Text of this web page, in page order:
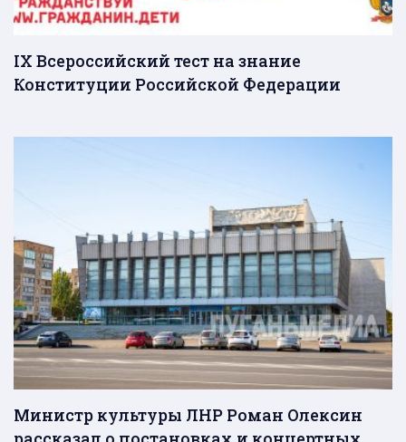
IX Всероссийский тест на знание
Конституции Российской Федерации
Министр культуры ЛНР Роман Олексин